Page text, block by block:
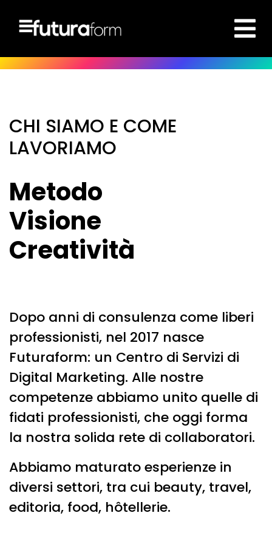
CHI SIAMO E COME
LAVORIAMO
Metodo
Visione
Creatività
Dopo anni di consulenza come liberi
professionisti, nel 2017 nasce
Futuraform: un Centro di Servizi di
Digital Marketing. Alle nostre
competenze abbiamo unito quelle di
fidati professionisti, che oggi forma
la nostra solida rete di collaboratori.
Abbiamo maturato esperienze in
diversi settori, tra cui beauty, travel,
editoria, food, hôtellerie.